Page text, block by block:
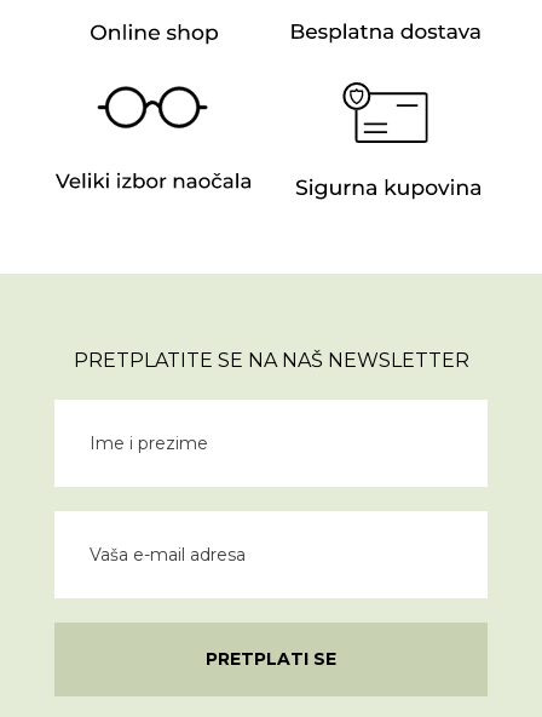
PRETPLATITE SE NA NAŠ NEWSLETTER
PRETPLATI SE